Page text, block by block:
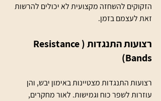
הזקוקים להשחזה מקצועית לא יכולים להרשות
זאת לעצמם בזמן.
רצועות התנגדות (Resistance
Bands)
רצועות התנגדות מצטיינות באימון יבש, והן
עוזרות לשפר כוח וגמישות. לאור מחקרים,